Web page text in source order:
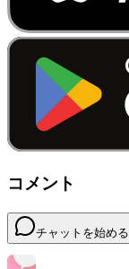
コメント
チャットを始める